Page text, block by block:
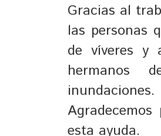
Gracias al
las personas
de víveres y
hermanos
inundaciones.
esta ayuda.